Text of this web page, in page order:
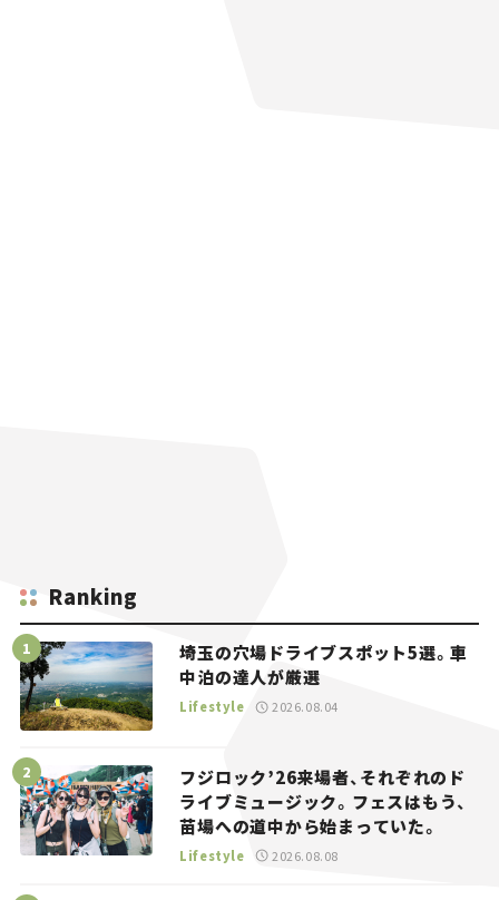
Ranking
埼玉の穴場ドライブスポット5選。車
中泊の達人が厳選
Lifestyle 2026.08.04
フジロック’26来場者、それぞれのド
ライブミュージック。フェスはもう、
苗場への道中から始まっていた。
Lifestyle 2026.08.08